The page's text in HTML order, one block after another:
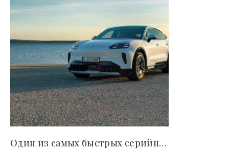
Один из самых быстрых серийных кроссоверов в мире..